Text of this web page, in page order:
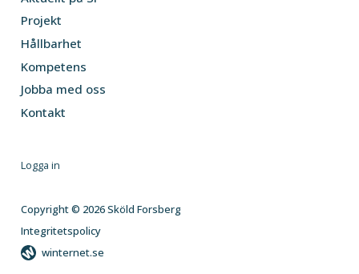
Projekt
Hållbarhet
Kompetens
Jobba med oss
Kontakt
Copyright © 2026 Sköld Forsberg
Integritetspolicy
winternet.se
Logga in